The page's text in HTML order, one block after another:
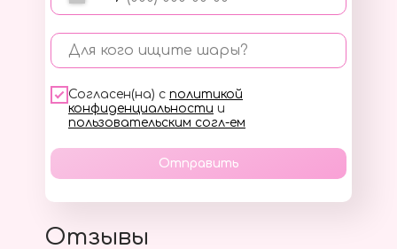
Для кого ищите шары?
Согласен(на) с политикой
конфиденциальности и
пользовательским согл-ем
Отправить
Отзывы